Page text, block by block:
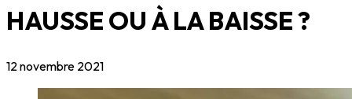
HAUSSE OU À LA BAISSE ?
12 novembre 2021